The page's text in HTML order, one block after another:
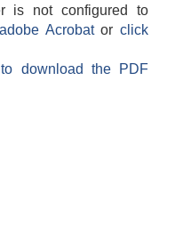
is not configured to
Acrobatorclick
download the PDF